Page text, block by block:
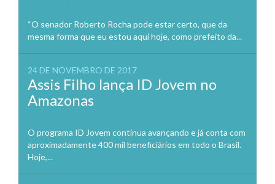
“O senador Roberto Rocha pode estar certo, que da
mesma forma que eu estou aqui hoje, como prefeito da...
24 DE NOVEMBRO DE 2017
Assis Filho lança ID Jovem no
Amazonas
O programa ID Jovem continua avançando e já conta com
aproximadamente 400 mil beneficiários em todo o Brasil.
Hoje,...